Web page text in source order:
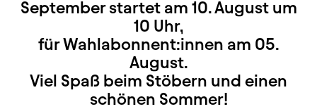
September startet am 10. August um
10 Uhr,
für Wahlabonnent:innen am 05.
August.
Viel Spaß beim Stöbern und einen
schönen Sommer!